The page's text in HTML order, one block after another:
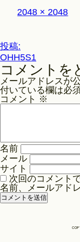
フ
ル
ズ
2048 × 2048
投
稿
ナ
ビ
ゲ
ョ
ン
投稿:
OHH5S1
コメントを
メールアドレスが
付いている欄は必
コメント ※
名前
メール
サイト
次回のコメント
名前、メールアド